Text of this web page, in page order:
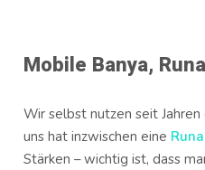
Mobile Banya,
Wir selbst nutzen seit Jahren
uns hat inzwischen eine
Stärken – wichtig ist, dass